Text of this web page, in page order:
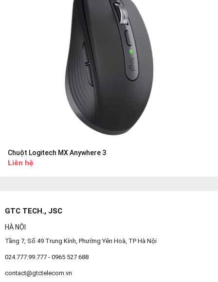
Chuột Logitech MX Anywhere 3
Liên hệ
GTC TECH., JSC
HÀ NỘI
Tầng 7, Số 49 Trung Kính, Phường Yên Hoà, TP Hà Nội
024.777.99.777 - 0965 527 688
contact@gtctelecom.vn